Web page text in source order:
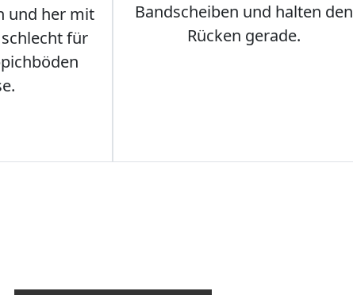
und her mit
für
Bandscheiben und halten den
Rücken gerade.